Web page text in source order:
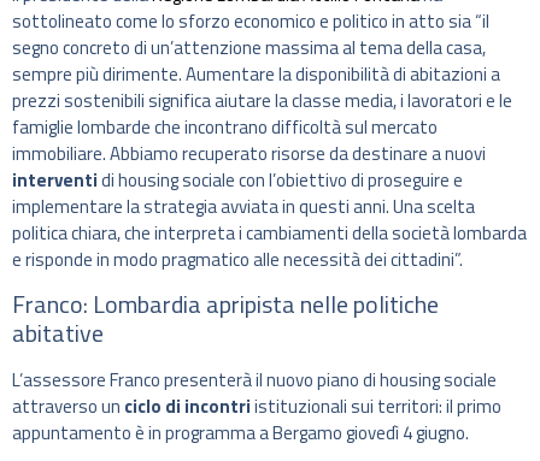
sottolineato come lo sforzo economico e politico in atto sia “il
segno concreto di un’attenzione massima al tema della casa,
sempre più dirimente. Aumentare la disponibilità di abitazioni a
prezzi sostenibili significa aiutare la classe media, i lavoratori e le
famiglie lombarde che incontrano difficoltà sul mercato
immobiliare. Abbiamo recuperato risorse da destinare a nuovi
interventidi housing sociale con l’obiettivo di proseguire e
implementare la strategia avviata in questi anni. Una scelta
politica chiara, che interpreta i cambiamenti della società lombarda
e risponde in modo pragmatico alle necessità dei cittadini”.
Franco: Lombardia apripista nelle politiche
abitative
L’assessore Franco presenterà il nuovo piano di housing sociale
attraverso un ciclo di incontriistituzionali sui territori: il primo
appuntamento è in programma a Bergamo giovedì 4 giugno.